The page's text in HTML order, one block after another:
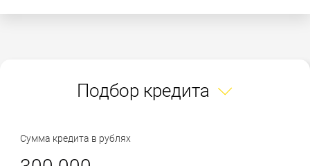
Подбор кредита
Сумма кредита в рублях